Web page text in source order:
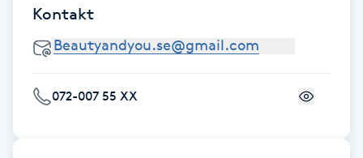
Idrottsmassage
IPL hårborttagning
Kontakt
072-007 55 XX